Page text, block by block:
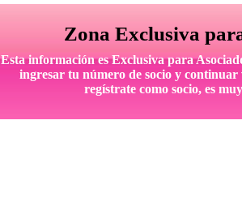
Esta información es Exclusiva para
ingresar tu número de socio y
regístrate como socio, es
Zona Exclusiva